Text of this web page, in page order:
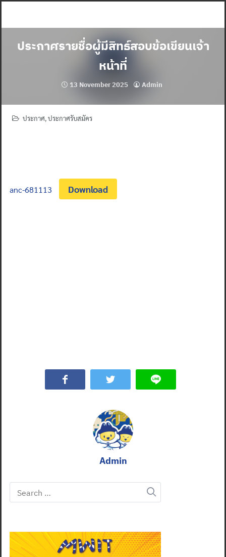
ประกาศรายชื่อผู้มีสิทธ์สอบข้อเขียนเจ้า
หน้าที่
13 November 2025 Admin
ประกาศ,ประกาศรับสมัคร
anc-681113 Download
Admin
Search
for: